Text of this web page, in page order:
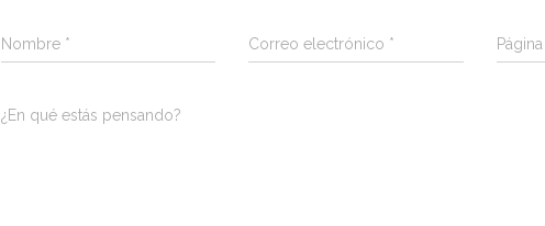
Nombre * Correo electrónico *
¿En qué estás pensando?